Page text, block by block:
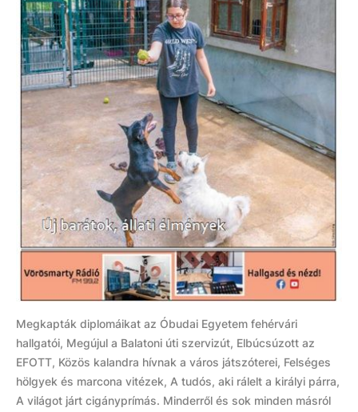
Megkapták diplomáikat az Óbudai Egyetem fehérvári
hallgatói, Megújul a Balatoni úti szervizút, Elbúcsúzott az
EFOTT, Közös kalandra hívnak a város játszóterei, Felséges
hölgyek és marcona vitézek, A tudós, aki rálelt a királyi párra,
A világot járt cigányprímás. Minderről és sok minden másról